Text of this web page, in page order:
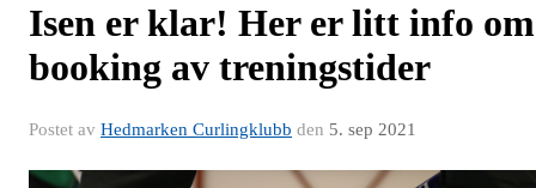
Isen er klar! Her er litt info om
booking av treningstider
Postet av Hedmarken Curlingklubb den 5. sep 2021